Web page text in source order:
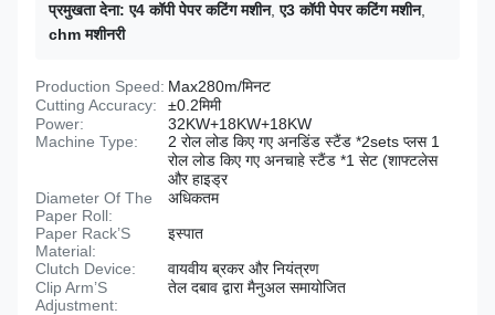
प्रमुखता देना: ए4 कॉपी पेपर कटिंग मशीन,ए3 कॉपी पेपर कटिंग मशीन,
chm मशीनरी
Production Speed: Max280m/मिनट
Cutting Accuracy:
±0.2मिमी
Power:
32KW+18KW+18KW
Machine Type:
2 रोल लोड किए गए अनडिंड स्टैंड *2sets प्लस 1
रोल लोड किए गए अनचाहे स्टैंड *1 सेट (शाफ्टलेस
और हाइड्र
Diameter Of The
Paper Roll:
अधिकतम
Paper Rack’S
Material:
इस्पात
Clutch Device:
वायवीय ब्रकर और नियंत्रण
Clip Arm’S
Adjustment:
तेल दबाव द्वारा मैनुअल समायोजित